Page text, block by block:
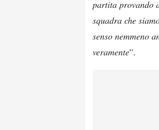
partita provando
squadra che
senso nemmeno
veramente”.